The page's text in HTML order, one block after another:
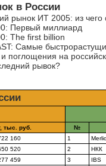
в России
рынок ИТ 2005: из
Первый миллиард
The first billion
Самые
поглощения на
рывок?
тыс. руб. №
160 1
520 2 НКК
459 3 IBS